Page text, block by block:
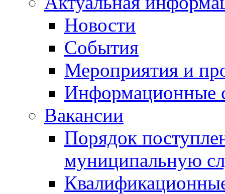
Новости
События
Мероприятия и
Информационные
Вакансии
Порядок
муниципальную